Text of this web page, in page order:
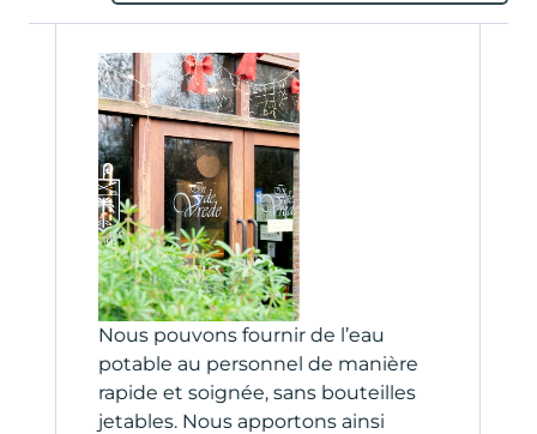
Nous pouvons fournir de l’eau
potable au personnel de manière
rapide et soignée, sans bouteilles
jetables. Nous apportons ainsi